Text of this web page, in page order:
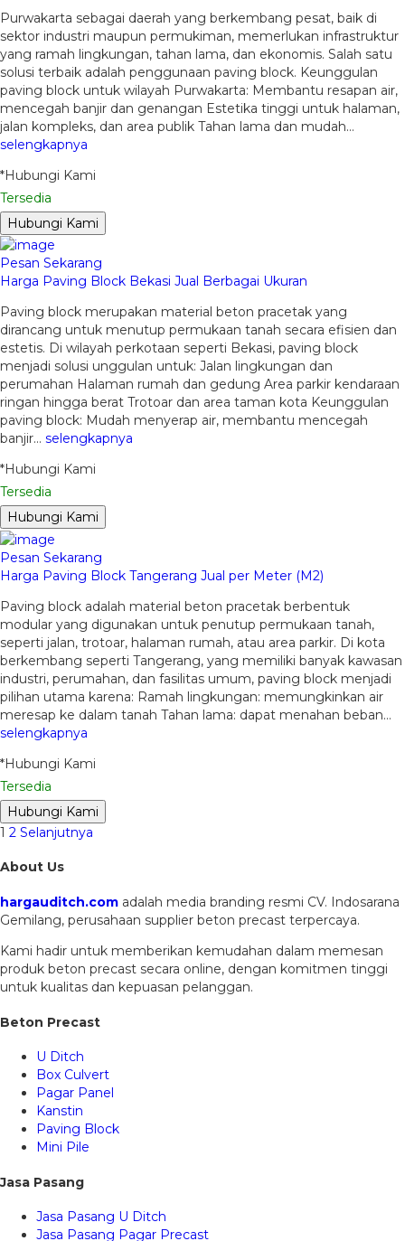
Purwakarta sebagai daerah yang berkembang pesat, baik di
sektor industri maupun permukiman, memerlukan infrastruktur
yang ramah lingkungan, tahan lama, dan ekonomis. Salah satu
solusi terbaik adalah penggunaan paving block. Keunggulan
paving block untuk wilayah Purwakarta: Membantu resapan air,
mencegah banjir dan genangan Estetika tinggi untuk halaman,
jalan kompleks, dan area publik Tahan lama dan mudah…
selengkapnya
*Hubungi Kami
Tersedia
Hubungi Kami
Pesan Sekarang
Harga Paving Block Bekasi Jual Berbagai Ukuran
Paving block merupakan material beton pracetak yang
dirancang untuk menutup permukaan tanah secara efisien dan
estetis. Di wilayah perkotaan seperti Bekasi, paving block
menjadi solusi unggulan untuk: Jalan lingkungan dan
perumahan Halaman rumah dan gedung Area parkir kendaraan
ringan hingga berat Trotoar dan area taman kota Keunggulan
paving block: Mudah menyerap air, membantu mencegah
banjir… selengkapnya
*Hubungi Kami
Tersedia
Hubungi Kami
Pesan Sekarang
Harga Paving Block Tangerang Jual per Meter (M2)
Paving block adalah material beton pracetak berbentuk
modular yang digunakan untuk penutup permukaan tanah,
seperti jalan, trotoar, halaman rumah, atau area parkir. Di kota
berkembang seperti Tangerang, yang memiliki banyak kawasan
industri, perumahan, dan fasilitas umum, paving block menjadi
pilihan utama karena: Ramah lingkungan: memungkinkan air
meresap ke dalam tanah Tahan lama: dapat menahan beban…
selengkapnya
*Hubungi Kami
Tersedia
Hubungi Kami
1 2 Selanjutnya
About Us
hargauditch.com adalah media branding resmi CV. Indosarana
Gemilang, perusahaan supplier beton precast terpercaya.
Kami hadir untuk memberikan kemudahan dalam memesan
produk beton precast secara online, dengan komitmen tinggi
untuk kualitas dan kepuasan pelanggan.
Beton Precast
U Ditch
Box Culvert
Pagar Panel
Kanstin
Paving Block
Mini Pile
Jasa Pasang
Jasa Pasang U Ditch
Jasa Pasang Pagar Precast